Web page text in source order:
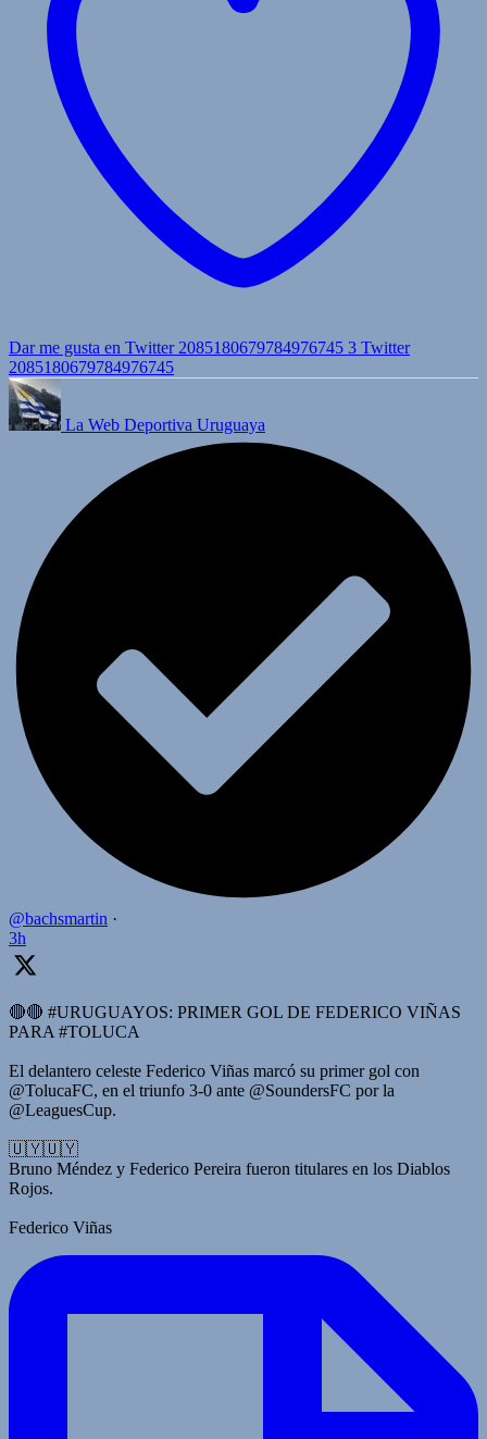
Dar me gusta en Twitter 2085180679784976745 3 Twitter
2085180679784976745
La Web Deportiva Uruguaya
@bachsmartin ·
3h
🔴🔴 #URUGUAYOS: PRIMER GOL DE FEDERICO VIÑAS
PARA #TOLUCA
El delantero celeste Federico Viñas marcó su primer gol con
@TolucaFC, en el triunfo 3-0 ante @SoundersFC por la
@LeaguesCup.
🇺🇾🇺🇾
Bruno Méndez y Federico Pereira fueron titulares en los Diablos
Rojos.
Federico Viñas